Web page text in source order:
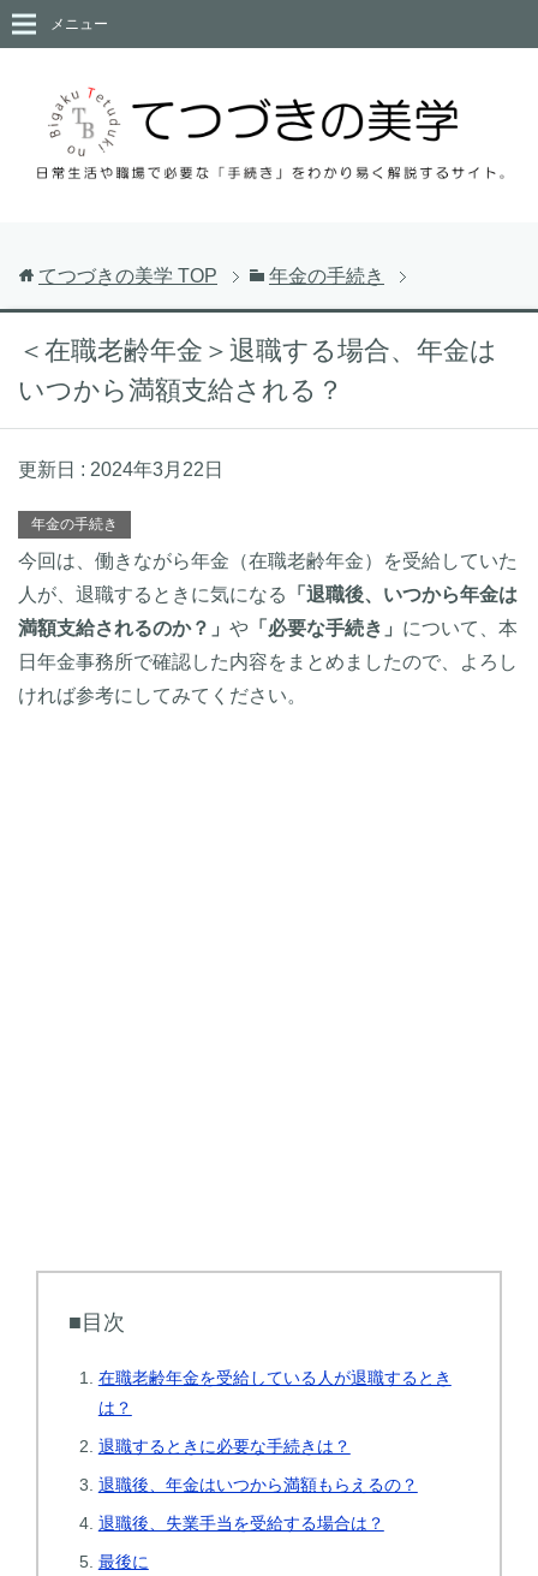
メニュー
てつづきの美学 TOP 年金の手続き
＜在職老齢年金＞退職する場合、年金は
いつから満額支給される？
更新日 : 2024年3月22日
年金の手続き
今回は、働きながら年金（在職老齢年金）を受給していた
人が、退職するときに気になる
「退職後、いつから年金は
満額支給されるのか？」 や 「必要な手続き」 について、本
日年金事務所で確認した内容をまとめましたので、よろし
ければ参考にしてみてください。
■目次
在職老齢年金を受給している人が退職するとき
は？
退職するときに必要な手続きは？
退職後、年金はいつから満額もらえるの？
退職後、失業手当を受給する場合は？
最後に